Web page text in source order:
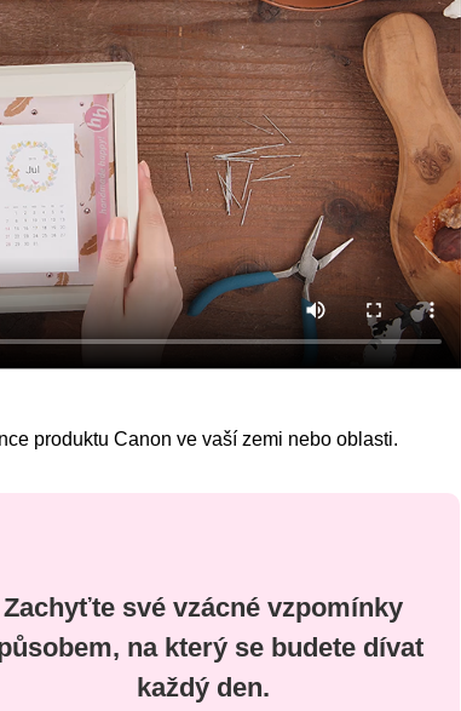
produktu Canon ve vaší zemi nebo oblasti.
Zachyťte své vzácné vzpomínky
na který se budete dívat
každý den.